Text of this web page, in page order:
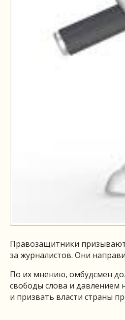
Правозащитники призывают
за журналистов. Они
По их мнению, омбудсмен
свободы слова и давлением
и призвать власти страны